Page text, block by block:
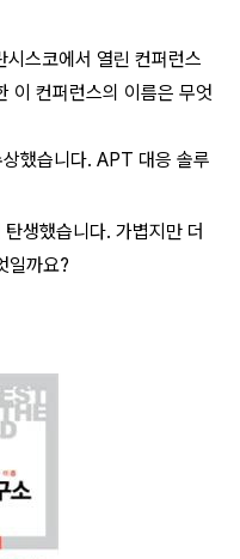
시스코에서 열린 컨퍼런스
이 컨퍼런스의 이름은 무엇
했습니다. APT 대응 솔루
생했습니다. 가볍지만 더
일까요?